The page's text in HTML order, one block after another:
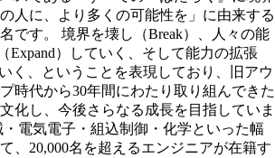
人に、より多くの可能性を」に由来する
です。 境界を壊し（Break）、人々の能
Expand）していく、そして能力の拡張
く、ということを表現しており、旧アウ
時代から30年間にわたり取り組んできた
化し、今後さらなる成長を目指していま
電気電子・組込制御・化学といった幅
、20,000名を超えるエンジニアが在籍す